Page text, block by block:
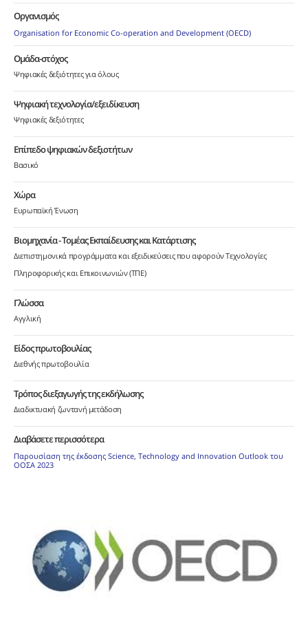
Οργανισμός
Organisation for Economic Co-operation and Development (OECD)
Ομάδα-στόχος
Ψηφιακές δεξιότητες για όλους
Ψηφιακή τεχνολογία/εξειδίκευση
Ψηφιακές δεξιότητες
Επίπεδο ψηφιακών δεξιοτήτων
Βασικό
Χώρα
Ευρωπαϊκή Ένωση
Βιομηχανία - Τομέας Εκπαίδευσης και Κατάρτισης
Διεπιστημονικά προγράμματα και εξειδικεύσεις που αφορούν Τεχνολογίες
Πληροφορικής και Επικοινωνιών (ΤΠΕ)
Γλώσσα
Αγγλική
Είδος πρωτοβουλίας
Διεθνής πρωτοβουλία
Τρόπος διεξαγωγής της εκδήλωσης
Διαδικτυακή ζωντανή μετάδοση
Διαβάσετε περισσότερα
Παρουσίαση της έκδοσης Science, Technology and Innovation Outlook του
ΟΟΣΑ 2023